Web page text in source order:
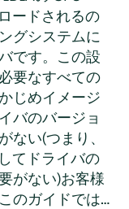
ードされるの
グシステムに
です。この設
要なすべての
じめイメージ
バのバージョ
ない(つまり、
てドライバの
がない)お客様
のガイドでは…